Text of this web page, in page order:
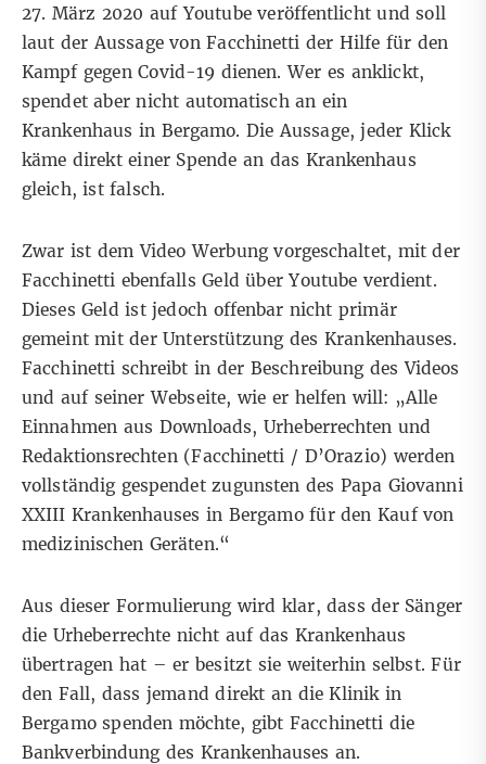
27. März 2020 auf Youtube veröffentlicht und soll
laut der Aussage von Facchinetti der Hilfe für den
Kampf gegen Covid-19 dienen. Wer es anklickt,
spendet aber nicht automatisch an ein
Krankenhaus in Bergamo. Die Aussage, jeder Klick
käme direkt einer Spende an das Krankenhaus
gleich, ist falsch.
Zwar ist dem Video Werbung vorgeschaltet, mit der
Facchinetti ebenfalls Geld über Youtube verdient.
Dieses Geld ist jedoch offenbar nicht primär
gemeint mit der Unterstützung des Krankenhauses.
Facchinetti schreibt in der Beschreibung des Videos
und auf seiner Webseite, wie er helfen will: „Alle
Einnahmen aus Downloads, Urheberrechten und
Redaktionsrechten (Facchinetti / D’Orazio) werden
vollständig gespendet zugunsten des Papa Giovanni
XXIII Krankenhauses in Bergamo für den Kauf von
medizinischen Geräten.“
Aus dieser Formulierung wird klar, dass der Sänger
die Urheberrechte nicht auf das Krankenhaus
übertragen hat – er besitzt sie weiterhin selbst. Für
den Fall, dass jemand direkt an die Klinik in
Bergamo spenden möchte, gibt Facchinetti die
Bankverbindung des Krankenhauses an.